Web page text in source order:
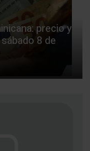
precio y
8 de